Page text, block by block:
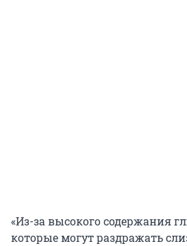
«Из-за высокого содержания
которые могут раздражать